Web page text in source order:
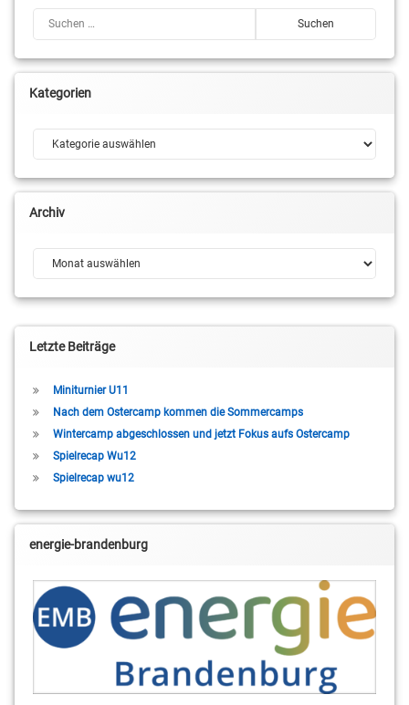
Kategorien
Archiv
Letzte Beiträge
Miniturnier U11
Nach dem Ostercamp kommen die Sommercamps
Wintercamp abgeschlossen und jetzt Fokus aufs Ostercamp
Spielrecap Wu12
Spielrecap wu12
energie-brandenburg